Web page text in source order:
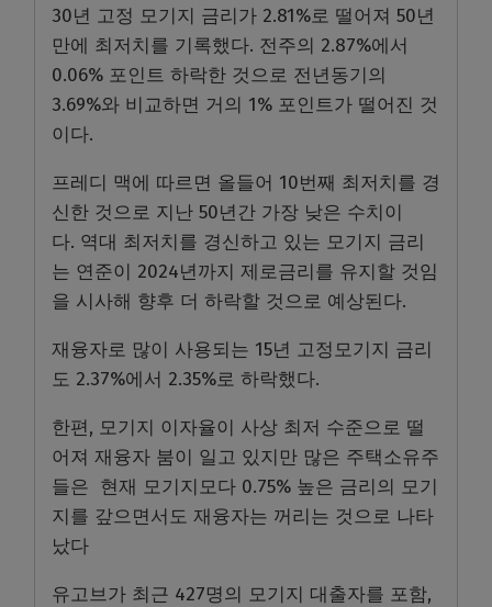
30년 고정 모기지 금리가 2.81%로 떨어져 50년
만에 최저치를 기록했다. 전주의 2.87%에서
0.06% 포인트 하락한 것으로 전년동기의
3.69%와 비교하면 거의 1% 포인트가 떨어진 것
이다.
프레디 맥에 따르면 올들어 10번째 최저치를 경
신한 것으로 지난 50년간 가장 낮은 수치이
다. 역대 최저치를 경신하고 있는 모기지 금리
는 연준이 2024년까지 제로금리를 유지할 것임
을 시사해 향후 더 하락할 것으로 예상된다.
재융자로 많이 사용되는 15년 고정모기지 금리
도 2.37%에서 2.35%로 하락했다.
한편, 모기지 이자율이 사상 최저 수준으로 떨
어져 재융자 붐이 일고 있지만 많은 주택소유주
들은 현재 모기지모다 0.75% 높은 금리의 모기
지를 갚으면서도 재융자는 꺼리는 것으로 나타
났다
유고브가 최근 427명의 모기지 대출자를 포함,